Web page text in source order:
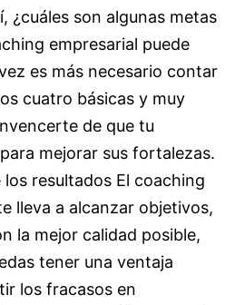
¿cuáles son algunas metas
empresarial puede
es más necesario contar
cuatro básicas y muy
de que tu
mejorar sus fortalezas.
resultados El coaching
lleva a alcanzar objetivos,
la mejor calidad posible,
tener una ventaja
los fracasos en